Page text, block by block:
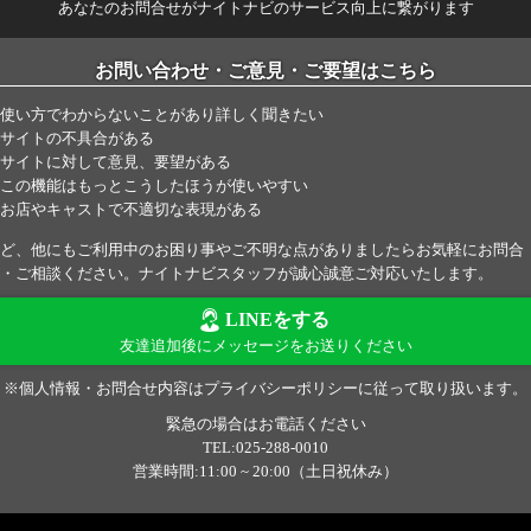
あなたのお問合せがナイトナビのサービス向上に繋がります
お問い合わせ・ご意見・ご要望はこちら
使い方でわからないことがあり詳しく聞きたい
サイトの不具合がある
サイトに対して意見、要望がある
この機能はもっとこうしたほうが使いやすい
お店やキャストで不適切な表現がある
、他にもご利用中のお困り事やご不明な点がありましたらお気軽にお問合
ご相談ください。ナイトナビスタッフが誠心誠意ご対応いたします。
LINEをする
友達追加後にメッセージをお送りください
※個人情報・お問合せ内容はプライバシーポリシーに従って取り扱います。
緊急の場合はお電話ください
TEL:025-288-0010
営業時間:11:00 ~ 20:00（土日祝休み）